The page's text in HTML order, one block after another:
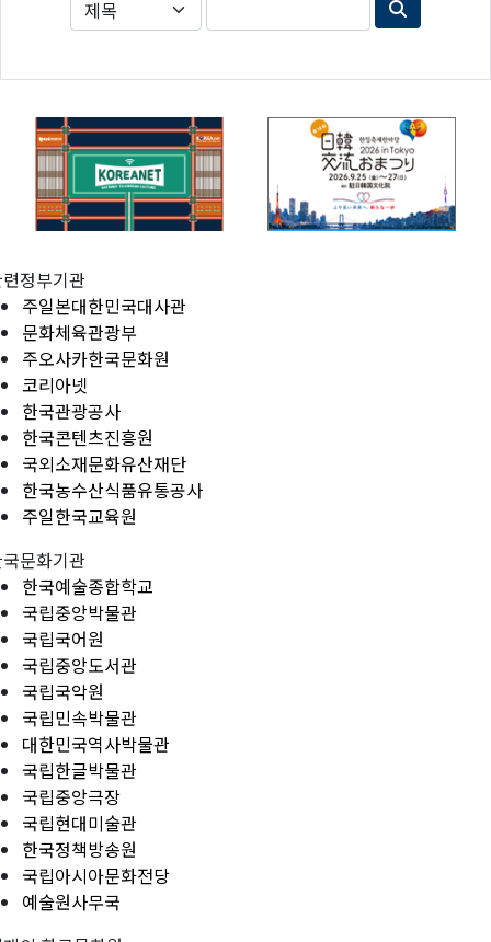
정부기관
주일본대한민국대사관
문화체육관광부
주오사카한국문화원
코리아넷
한국관광공사
한국콘텐츠진흥원
국외소재문화유산재단
한국농수산식품유통공사
주일한국교육원
문화기관
한국예술종합학교
국립중앙박물관
국립국어원
국립중앙도서관
국립국악원
국립민속박물관
대한민국역사박물관
국립한글박물관
국립중앙극장
국립현대미술관
한국정책방송원
국립아시아문화전당
예술원사무국